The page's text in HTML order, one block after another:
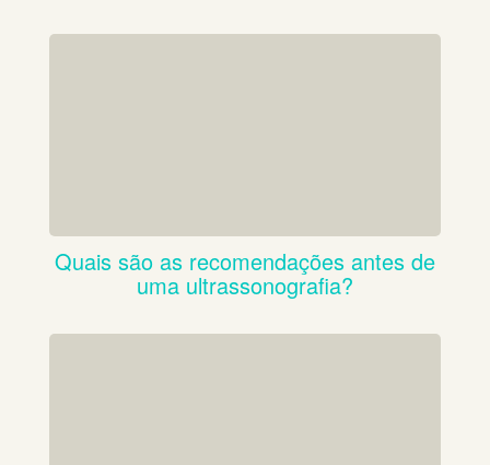
Quais são as recomendações antes de
uma ultrassonografia?